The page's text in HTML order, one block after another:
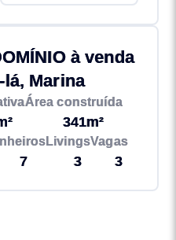
à venda
Marina
Área construída
341m²
7
Livings
3
Vagas
3